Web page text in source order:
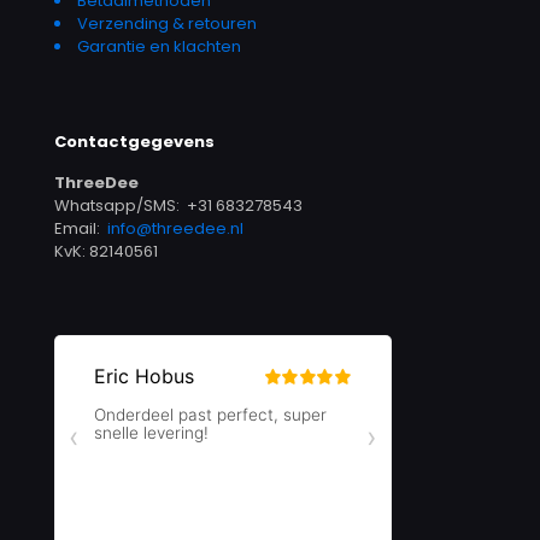
Verzending & retouren
Garantie en klachten
Contactgegevens
ThreeDee
Whatsapp/SMS: +31 683278543
Email: info@threedee.nl
KvK: 82140561